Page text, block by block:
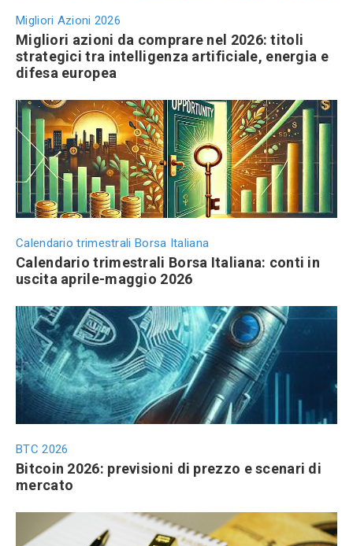
Migliori Azioni 2026
Migliori azioni da comprare nel 2026: titoli
strategici tra intelligenza artificiale, energia e
difesa europea
Calendario trimestrali Borsa Italiana
Calendario trimestrali Borsa Italiana: conti in
uscita aprile-maggio 2026
BTC 2026
Bitcoin 2026: previsioni di prezzo e scenari di
mercato